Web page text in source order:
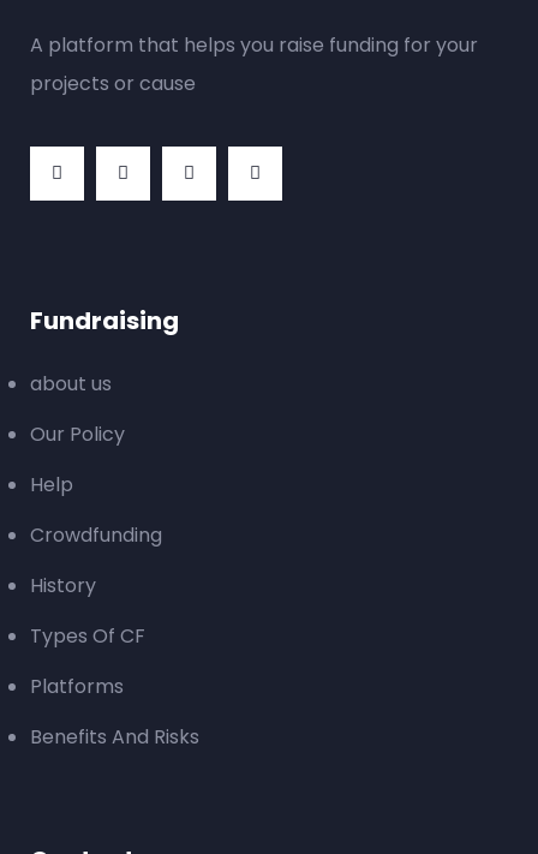
A platform that helps you raise funding for your
projects or cause
Fundraising
about us
Our Policy
Help
Crowdfunding
History
Types Of CF
Platforms
Benefits And Risks